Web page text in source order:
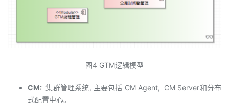
图4 GTM逻辑模型
CM: 集群管理系统, 主要包括 CM Agent, CM Server和分布
式配置中心。